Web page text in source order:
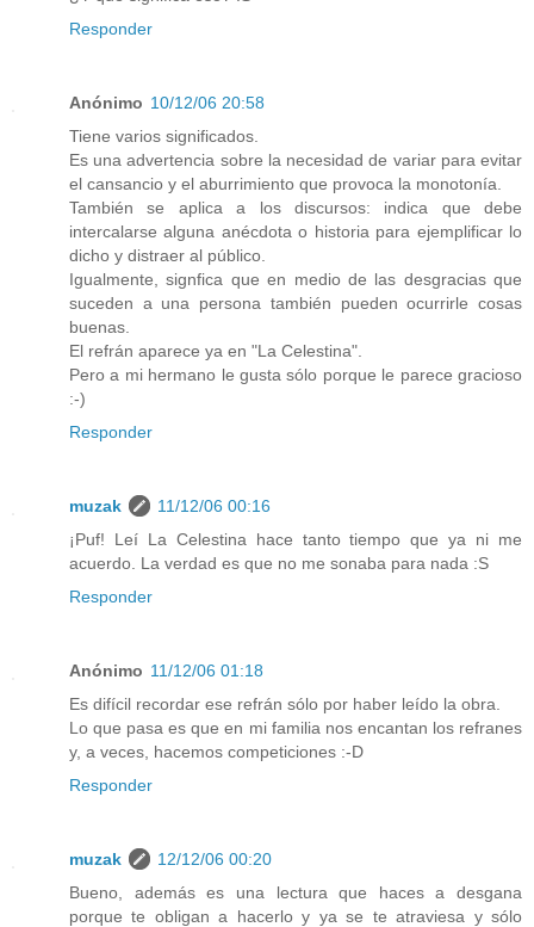
Responder
Anónimo 10/12/06 20:58
Tiene varios significados.
Es una advertencia sobre la necesidad de variar para evitar
el cansancio y el aburrimiento que provoca la monotonía.
También se aplica a los discursos: indica que debe
intercalarse alguna anécdota o historia para ejemplificar lo
dicho y distraer al público.
Igualmente, signfica que en medio de las desgracias que
suceden a una persona también pueden ocurrirle cosas
buenas.
El refrán aparece ya en "La Celestina".
Pero a mi hermano le gusta sólo porque le parece gracioso
:-)
Responder
muzak
11/12/06 00:16
¡Puf! Leí La Celestina hace tanto tiempo que ya ni me
acuerdo. La verdad es que no me sonaba para nada :S
Responder
Anónimo 11/12/06 01:18
Es difícil recordar ese refrán sólo por haber leído la obra.
Lo que pasa es que en mi familia nos encantan los refranes
y, a veces, hacemos competiciones :-D
Responder
muzak
12/12/06 00:20
Bueno, además es una lectura que haces a desgana
porque te obligan a hacerlo y ya se te atraviesa y sólo